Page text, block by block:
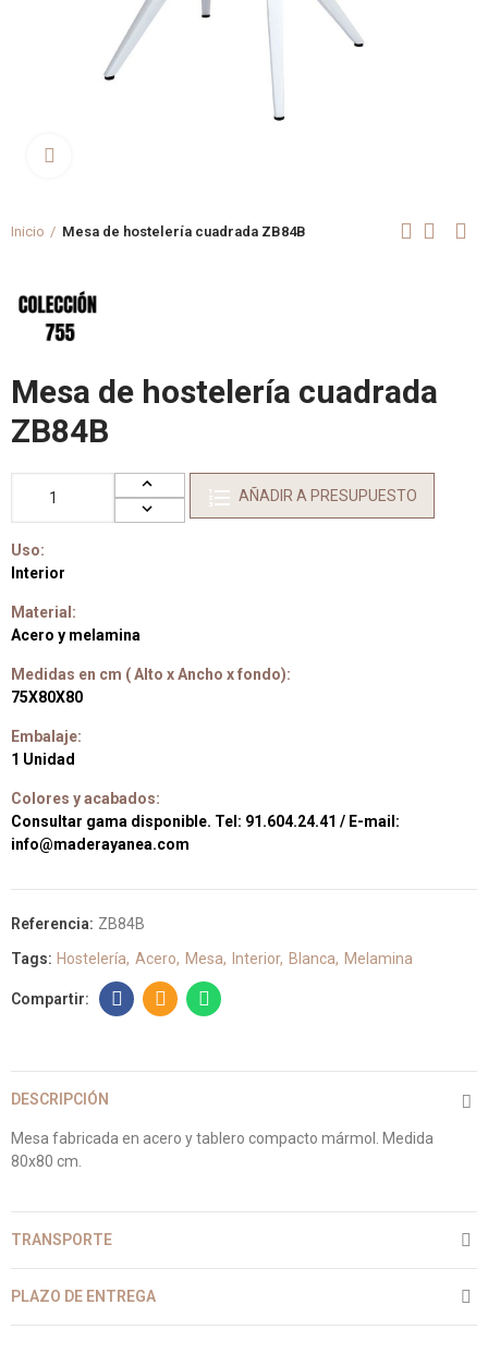
Inicio Mesa de hostelería cuadrada ZB84B
Mesa de hostelería cuadrada
ZB84B
AÑADIR A PRESUPUESTO
Uso:
Interior
Material:
Acero y melamina
Medidas en cm ( Alto x Ancho x fondo):
75X80X80
Embalaje:
1 Unidad
Colores y acabados:
Consultar gama disponible. Tel: 91.604.24.41 / E-mail:
info@maderayanea.com
Referencia: ZB84B
Tags: Hostelería Acero Mesa Interior Blanca Melamina
DESCRIPCIÓN
Mesa fabricada en acero y tablero compacto mármol. Medida
80x80 cm.
TRANSPORTE
PLAZO DE ENTREGA